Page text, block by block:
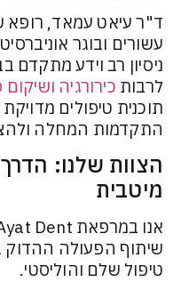
ד"ר עיאט עמאד, רופא
עשורים ובוגר
ניסיון רב וידע מתקדם
לרבות כירורגיה
תוכנית טיפולים
התקדמות המחלה
הצוות שלנו: הדרך
מיטבית
שיתוף הפעולה ההדוק
טיפול שלם והוליסטי.